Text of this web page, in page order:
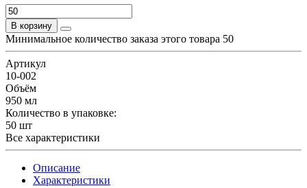
В корзину
Минимальное количество заказа этого товара 50
Артикул
10-002
Объём
950 мл
Количество в упаковке:
50 шт
Все характеристики
Описание
Характеристики